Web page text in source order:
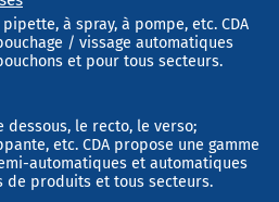
à spray, à pompe, etc. CDA
/ vissage automatiques
et pour tous secteurs.
dessous, le recto, le verso;
etc. CDA propose une gamme
automatiques et automatiques
produits et tous secteurs.